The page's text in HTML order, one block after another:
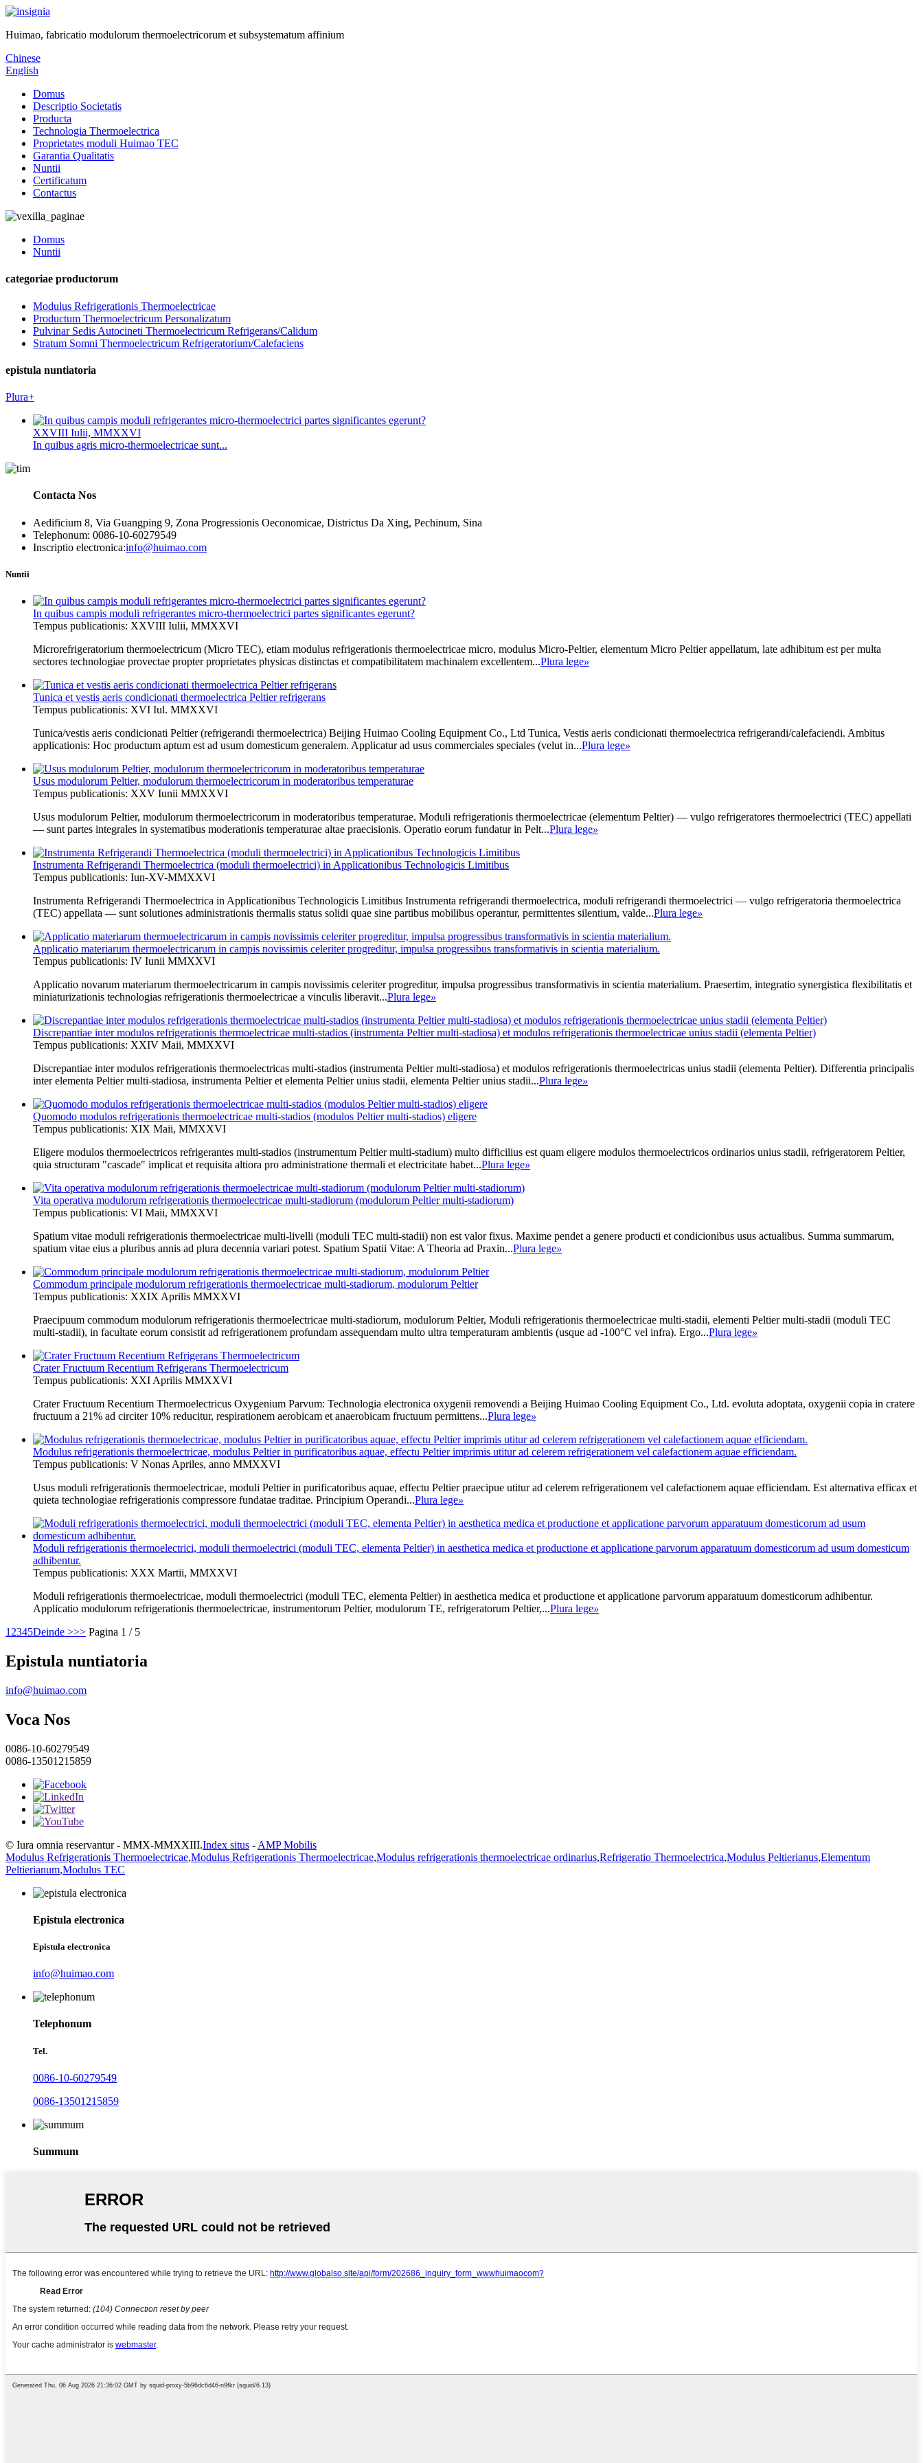
Huimao, fabricatio modulorum thermoelectricorum et subsystematum affinium
Chinese
English
Domus
Descriptio Societatis
Producta
Technologia Thermoelectrica
Proprietates moduli Huimao TEC
Garantia Qualitatis
Nuntii
Certificatum
Contactus
Domus
Nuntii
categoriae productorum
Modulus Refrigerationis Thermoelectricae
Productum Thermoelectricum Personalizatum
Pulvinar Sedis Autocineti Thermoelectricum Refrigerans/Calidum
Stratum Somni Thermoelectricum Refrigeratorium/Calefaciens
epistula nuntiatoria
Plura+
XXVIII Iulii, MMXXVI
In quibus agris micro-thermoelectricae sunt...
Contacta Nos
Aedificium 8, Via Guangping 9, Zona Progressionis Oeconomicae, Districtus Da Xing, Pechinum, Sina
Telephonum: 0086-10-60279549
Inscriptio electronica:info@huimao.com
Nuntii
In quibus campis moduli refrigerantes micro-thermoelectrici partes significantes egerunt?
Tempus publicationis: XXVIII Iulii, MMXXVI
Microrefrigeratorium thermoelectricum (Micro TEC), etiam modulus refrigerationis thermoelectricae micro, modulus Micro-Peltier, elementum Micro Peltier appellatum, late adhibitum est per multa
sectores technologiae provectae propter proprietates physicas distinctas et compatibilitatem machinalem excellentem...Plura lege»
Tunica et vestis aeris condicionati thermoelectrica Peltier refrigerans
Tempus publicationis: XVI Iul. MMXXVI
Tunica/vestis aeris condicionati Peltier (refrigerandi thermoelectrica) Beijing Huimao Cooling Equipment Co., Ltd Tunica, Vestis aeris condicionati thermoelectrica refrigerandi/calefaciendi. Ambitus
applicationis: Hoc productum aptum est ad usum domesticum generalem. Applicatur ad usus commerciales speciales (velut in...Plura lege»
Usus modulorum Peltier, modulorum thermoelectricorum in moderatoribus temperaturae
Tempus publicationis: XXV Iunii MMXXVI
Usus modulorum Peltier, modulorum thermoelectricorum in moderatoribus temperaturae. Moduli refrigerationis thermoelectricae (elementum Peltier) — vulgo refrigeratores thermoelectrici (TEC) appellati
— sunt partes integrales in systematibus moderationis temperaturae altae praecisionis. Operatio eorum fundatur in Pelt...Plura lege»
Instrumenta Refrigerandi Thermoelectrica (moduli thermoelectrici) in Applicationibus Technologicis Limitibus
Tempus publicationis: Iun-XV-MMXXVI
Instrumenta Refrigerandi Thermoelectrica in Applicationibus Technologicis Limitibus Instrumenta refrigerandi thermoelectrica, moduli refrigerandi thermoelectrici — vulgo refrigeratoria thermoelectrica
(TEC) appellata — sunt solutiones administrationis thermalis status solidi quae sine partibus mobilibus operantur, permittentes silentium, valde...Plura lege»
Applicatio materiarum thermoelectricarum in campis novissimis celeriter progreditur, impulsa progressibus transformativis in scientia materialium.
Tempus publicationis: IV Iunii MMXXVI
Applicatio novarum materiarum thermoelectricarum in campis novissimis celeriter progreditur, impulsa progressibus transformativis in scientia materialium. Praesertim, integratio synergistica flexibilitatis et
miniaturizationis technologias refrigerationis thermoelectricae a vinculis liberavit...Plura lege»
Discrepantiae inter modulos refrigerationis thermoelectricae multi-stadios (instrumenta Peltier multi-stadiosa) et modulos refrigerationis thermoelectricae unius stadii (elementa Peltier)
Tempus publicationis: XXIV Maii, MMXXVI
Discrepantiae inter modulos refrigerationis thermoelectricas multi-stadios (instrumenta Peltier multi-stadiosa) et modulos refrigerationis thermoelectricas unius stadii (elementa Peltier). Differentia principalis
inter elementa Peltier multi-stadiosa, instrumenta Peltier et elementa Peltier unius stadii, elementa Peltier unius stadii...Plura lege»
Quomodo modulos refrigerationis thermoelectricae multi-stadios (modulos Peltier multi-stadios) eligere
Tempus publicationis: XIX Maii, MMXXVI
Eligere modulos thermoelectricos refrigerantes multi-stadios (instrumentum Peltier multi-stadium) multo difficilius est quam eligere modulos thermoelectricos ordinarios unius stadii, refrigeratorem Peltier,
quia structuram "cascade" implicat et requisita altiora pro administratione thermali et electricitate habet...Plura lege»
Vita operativa modulorum refrigerationis thermoelectricae multi-stadiorum (modulorum Peltier multi-stadiorum)
Tempus publicationis: VI Maii, MMXXVI
Spatium vitae moduli refrigerationis thermoelectricae multi-livelli (moduli TEC multi-stadii) non est valor fixus. Maxime pendet a genere producti et condicionibus usus actualibus. Summa summarum,
spatium vitae eius a pluribus annis ad plura decennia variari potest. Spatium Spatii Vitae: A Theoria ad Praxin...Plura lege»
Commodum principale modulorum refrigerationis thermoelectricae multi-stadiorum, modulorum Peltier
Tempus publicationis: XXIX Aprilis MMXXVI
Praecipuum commodum modulorum refrigerationis thermoelectricae multi-stadiorum, modulorum Peltier, Moduli refrigerationis thermoelectricae multi-stadii, elementi Peltier multi-stadii (moduli TEC
multi-stadii), in facultate eorum consistit ad refrigerationem profundam assequendam multo ultra temperaturam ambientis (usque ad -100°C vel infra). Ergo...Plura lege»
Crater Fructuum Recentium Refrigerans Thermoelectricum
Tempus publicationis: XXI Aprilis MMXXVI
Crater Fructuum Recentium Thermoelectricus Oxygenium Parvum: Technologia electronica oxygenii removendi a Beijing Huimao Cooling Equipment Co., Ltd. evoluta adoptata, oxygenii copia in cratere
fructuum a 21% ad circiter 10% reducitur, respirationem aerobicam et anaerobicam fructuum permittens...Plura lege»
Modulus refrigerationis thermoelectricae, modulus Peltier in purificatoribus aquae, effectu Peltier imprimis utitur ad celerem refrigerationem vel calefactionem aquae efficiendam.
Tempus publicationis: V Nonas Apriles, anno MMXXVI
Usus moduli refrigerationis thermoelectricae, moduli Peltier in purificatoribus aquae, effectu Peltier praecipue utitur ad celerem refrigerationem vel calefactionem aquae efficiendam. Est alternativa efficax et
quieta technologiae refrigerationis compressore fundatae traditae. Principium Operandi...Plura lege»
Moduli refrigerationis thermoelectrici, moduli thermoelectrici (moduli TEC, elementa Peltier) in aesthetica medica et productione et applicatione parvorum apparatuum domesticorum ad usum domesticum
adhibentur.
Tempus publicationis: XXX Martii, MMXXVI
Moduli refrigerationis thermoelectricae, moduli thermoelectrici (moduli TEC, elementa Peltier) in aesthetica medica et productione et applicatione parvorum apparatuum domesticorum adhibentur.
Applicatio modulorum refrigerationis thermoelectricae, instrumentorum Peltier, modulorum TE, refrigeratorum Peltier,...Plura lege»
1 2345Deinde >>> Pagina 1 / 5
Epistula nuntiatoria
info@huimao.com
Voca Nos
0086-10-60279549
0086-13501215859
© Iura omnia reservantur - MMX-MMXXIII.Index situs - AMP Mobilis
Modulus Refrigerationis Thermoelectricae,Modulus Refrigerationis Thermoelectricae,Modulus refrigerationis thermoelectricae ordinarius,Refrigeratio Thermoelectrica,Modulus Peltierianus,Elementum
Peltierianum,Modulus TEC
Epistula electronica
Epistula electronica
info@huimao.com
Telephonum
Tel.
0086-10-60279549
0086-13501215859
Summum